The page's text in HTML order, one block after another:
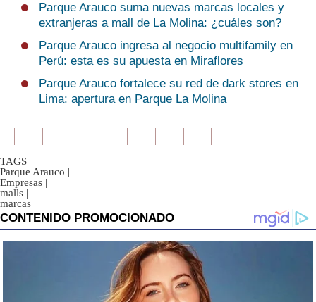
Parque Arauco suma nuevas marcas locales y
extranjeras a mall de La Molina: ¿cuáles son?
Parque Arauco ingresa al negocio multifamily en
Perú: esta es su apuesta en Miraflores
Parque Arauco fortalece su red de dark stores en
Lima: apertura en Parque La Molina
TAGS
Parque Arauco |
Empresas |
malls |
marcas